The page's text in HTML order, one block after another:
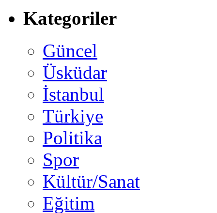
Kategoriler
Güncel
Üsküdar
İstanbul
Türkiye
Politika
Spor
Kültür/Sanat
Eğitim